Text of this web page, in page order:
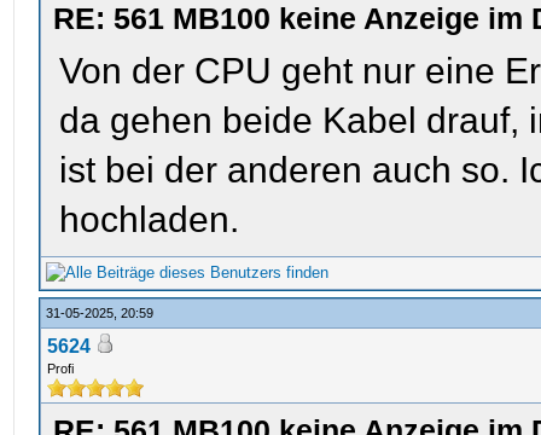
RE: 561 MB100 keine Anzeige im
Von der CPU geht nur eine
da gehen beide Kabel drauf,
ist bei der anderen auch so.
hochladen.
31-05-2025, 20:59
5624
Profi